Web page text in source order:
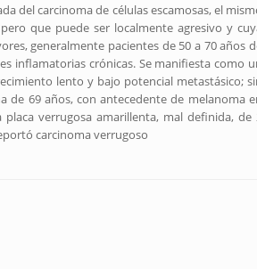
del carcinoma de células escamosas, el
que puede ser localmente agresivo y
generalmente pacientes de 50 a 70 años
inflamatorias crónicas. Se manifiesta como
lento y bajo potencial metastásico;
de 69 años, con antecedente de melanoma
verrugosa amarillenta, mal definida, de
carcinoma verrugoso